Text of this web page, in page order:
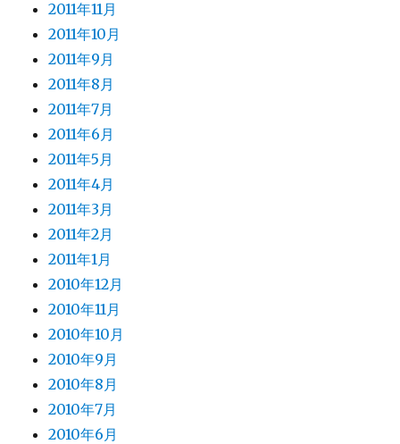
2011年11月
2011年10月
2011年9月
2011年8月
2011年7月
2011年6月
2011年5月
2011年4月
2011年3月
2011年2月
2011年1月
2010年12月
2010年11月
2010年10月
2010年9月
2010年8月
2010年7月
2010年6月